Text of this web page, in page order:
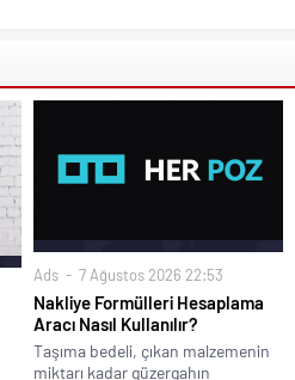
Ads 7 Ağustos 2026 22:53
Nakliye Formülleri Hesaplama
Aracı Nasıl Kullanılır?
Taşıma bedeli, çıkan malzemenin
miktarı kadar güzergahın